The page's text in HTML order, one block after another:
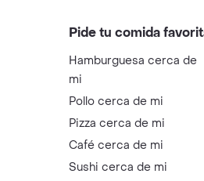
Pide tu comida
Hamburguesa cerca de
mi
Pollo cerca de mi
Pizza cerca de mi
Café cerca de mi
Sushi cerca de mi